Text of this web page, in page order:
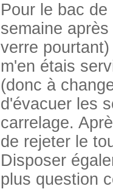
Pour le bac
semaine
verre
m'en étais
(donc à
d'évacuer les
carrelage.
de rejeter le
Disposer
plus question